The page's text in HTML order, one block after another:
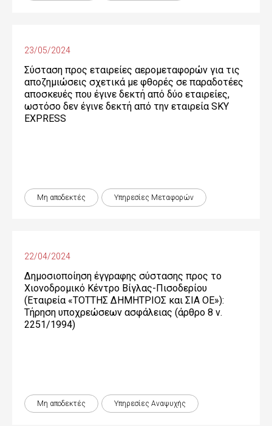
23/05/2024
Σύσταση προς εταιρείες αερομεταφορών για τις
αποζημιώσεις σχετικά με φθορές σε παραδοτέες
αποσκευές που έγινε δεκτή από δύο εταιρείες,
ωστόσο δεν έγινε δεκτή από την εταιρεία SKY
EXPRESS
Μη αποδεκτές Υπηρεσίες Μεταφορών
22/04/2024
Δημοσιοποίηση έγγραφης σύστασης προς το
Χιονοδρομικό Κέντρο Βίγλας-Πισοδερίου
(Εταιρεία «ΤΟΤΤΗΣ ΔΗΜΗΤΡΙΟΣ και ΣΙΑ ΟΕ»):
Τήρηση υποχρεώσεων ασφάλειας (άρθρο 8 ν.
2251/1994)
Μη αποδεκτές Υπηρεσίες Αναψυχής